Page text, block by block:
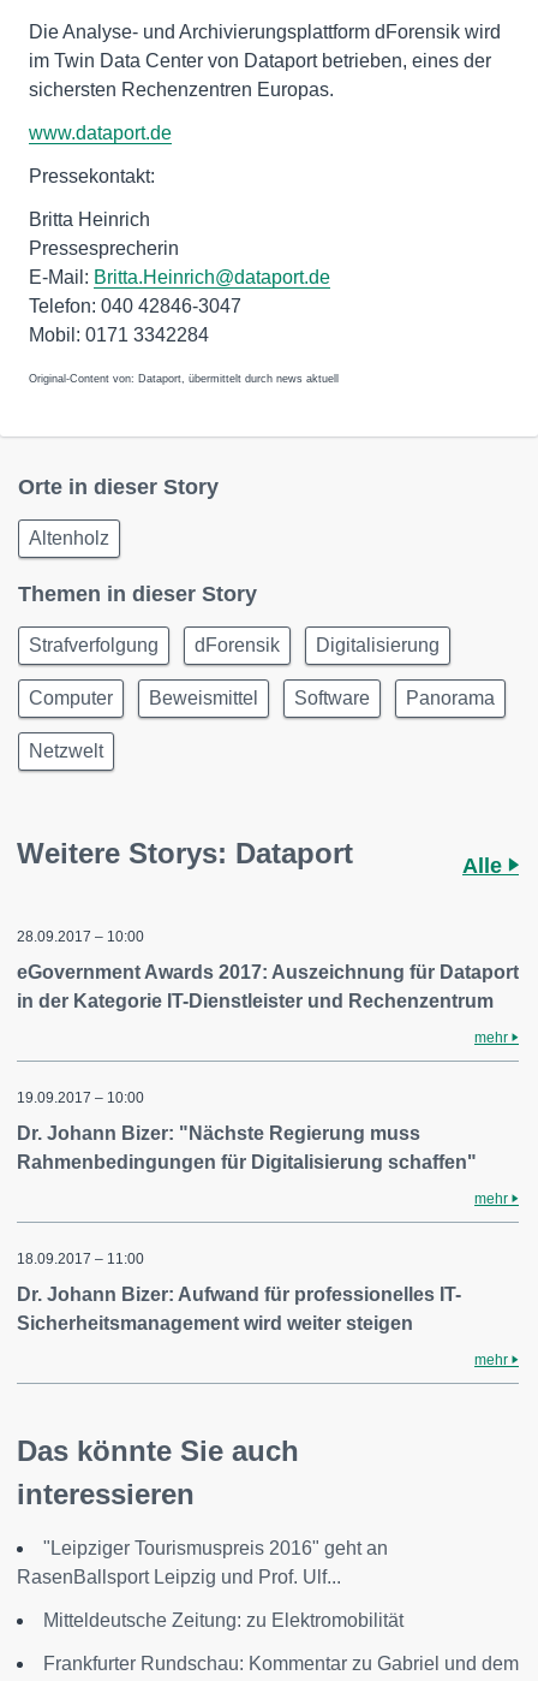
Die Analyse- und Archivierungsplattform dForensik wird
im Twin Data Center von Dataport betrieben, eines der
sichersten Rechenzentren Europas.
www.dataport.de
Pressekontakt:
Britta Heinrich
Pressesprecherin
E-Mail: Britta.Heinrich@dataport.de
Telefon: 040 42846-3047
Mobil: 0171 3342284
Original-Content von: Dataport, übermittelt durch news aktuell
Orte in dieser Story
Altenholz
Themen in dieser Story
Strafverfolgung dForensik Digitalisierung
Computer Beweismittel Software Panorama
Netzwelt
Weitere Storys: Dataport Alle
28.09.2017 – 10:00
eGovernment Awards 2017: Auszeichnung für Dataport
in der Kategorie IT-Dienstleister und Rechenzentrum
mehr
19.09.2017 – 10:00
Dr. Johann Bizer: "Nächste Regierung muss
Rahmenbedingungen für Digitalisierung schaffen"
mehr
18.09.2017 – 11:00
Dr. Johann Bizer: Aufwand für professionelles IT-
Sicherheitsmanagement wird weiter steigen
mehr
Das könnte Sie auch
interessieren
"Leipziger Tourismuspreis 2016" geht an
RasenBallsport Leipzig und Prof. Ulf...
Mitteldeutsche Zeitung: zu Elektromobilität
Frankfurter Rundschau: Kommentar zu Gabriel und dem